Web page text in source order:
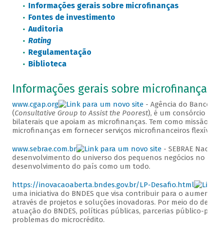
Informações gerais sobre microfinanças
Fontes de investimento
Auditoria
Rating
Regulamentação
Biblioteca
Informações gerais sobre microfinanças
www.cgap.org
- Agência do Banco
(Consultative Group to Assist the Poorest), é um consórcio
bilaterais que apoiam as microfinanças. Tem como missão
microfinanças em fornecer serviços microfinanceiros
www.sebrae.com.br
- SEBRAE
desenvolvimento do universo dos pequenos negócios no
desenvolvimento do país como um todo.
https://inovacaoaberta.bndes.gov.br/LP-Desafio.html
uma iniciativa do BNDES que visa contribuir para o
através de projetos e soluções inovadoras. Por meio do
atuação do BNDES, políticas públicas, parcerias público-
problemas do microcrédito.